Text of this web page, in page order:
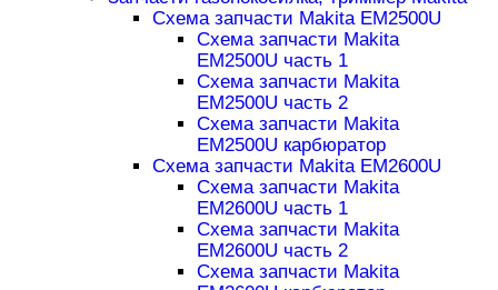
Схема запчасти Makita EM2500U
Схема запчасти Makita
EM2500U часть 1
Схема запчасти Makita
EM2500U часть 2
Схема запчасти Makita
EM2500U карбюратор
Схема запчасти Makita EM2600U
Схема запчасти Makita
EM2600U часть 1
Схема запчасти Makita
EM2600U часть 2
Схема запчасти Makita